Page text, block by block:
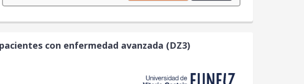
con enfermedad avanzada (DZ3)